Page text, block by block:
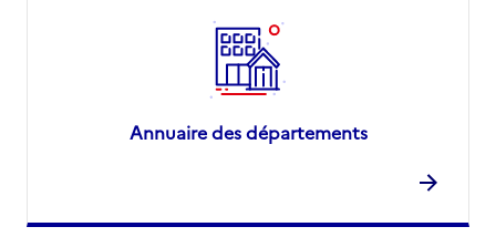
Annuaire des départements